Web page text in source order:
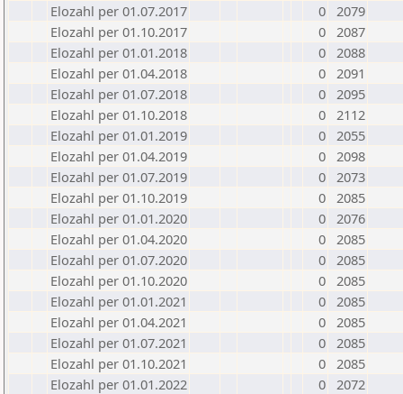
Elozahl per 01.07.2017
0 2079
Elozahl per 01.10.2017
0 2087
Elozahl per 01.01.2018
0 2088
Elozahl per 01.04.2018
0 2091
Elozahl per 01.07.2018
0 2095
Elozahl per 01.10.2018
0 2112
Elozahl per 01.01.2019
0 2055
Elozahl per 01.04.2019
0 2098
Elozahl per 01.07.2019
0 2073
Elozahl per 01.10.2019
0 2085
Elozahl per 01.01.2020
0 2076
Elozahl per 01.04.2020
0 2085
Elozahl per 01.07.2020
0 2085
Elozahl per 01.10.2020
0 2085
Elozahl per 01.01.2021
0 2085
Elozahl per 01.04.2021
0 2085
Elozahl per 01.07.2021
0 2085
Elozahl per 01.10.2021
0 2085
Elozahl per 01.01.2022
0 2072